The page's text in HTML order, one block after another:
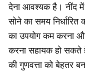
देना आवश्यक है। नींद
सोने का समय
का उपयोग कम करना
करना सहायक हो सकते
की गुणवत्ता को बेहतर